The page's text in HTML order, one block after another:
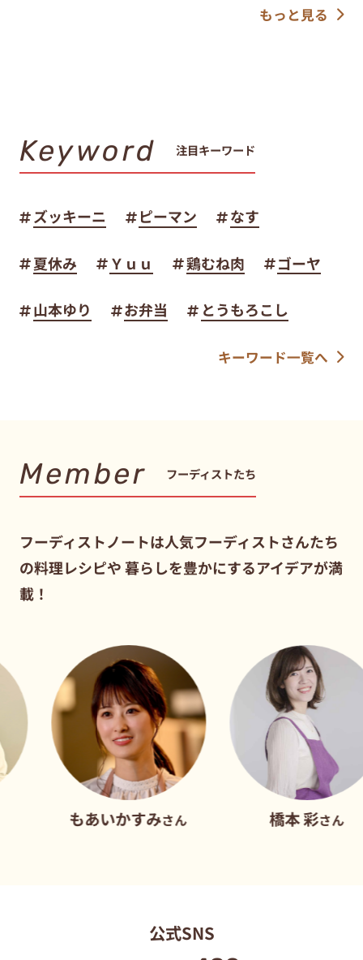
もっと見る
Keyword 注目キーワード
ズッキーニ ピーマン なす
夏休み Ｙｕｕ 鶏むね肉 ゴーヤ
山本ゆり お弁当 とうもろこし
キーワード一覧へ
Member フーディストたち
フーディストノートは人気フーディストさんたち
の料理レシピや暮らしを豊かにするアイデアが満
載！
あいかすみさん さん
公式SNS